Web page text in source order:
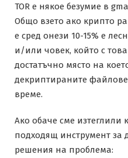
TOR е някое безумие в
Общо взето ако крипто
е сред онези 10-15% е
и/или човек, който с
достатъчно място на
декриптираните
време.
Ако обаче сме изтеглили
подходящ инструмент за
решения на проблема: